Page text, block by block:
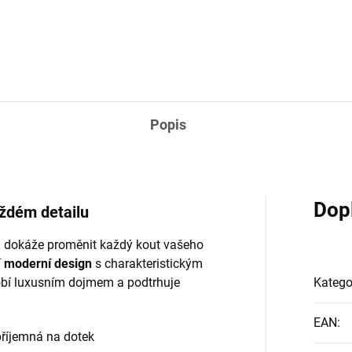
Popis
detailu
proměnit každý kout vašeho
moderní design s charakteristickým
luxusním dojmem a podtrhuje
na dotek
EAN: